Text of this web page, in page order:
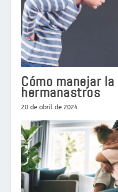
Cómo manejar
hermanastros
20 de abril de 2024